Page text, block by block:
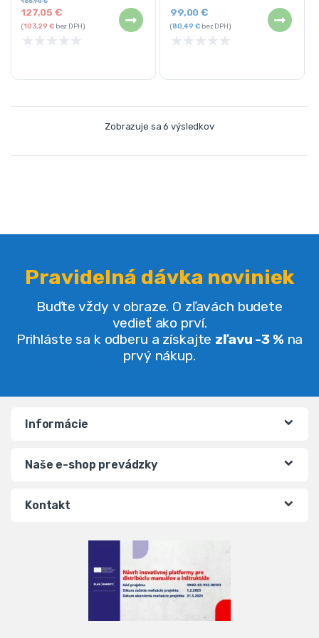
127,05€
(103,29 €bez DPH)
★ ★ ★ ★ ★
99,00€
(80,49€bez DPH)
★ ★ ★ ★ ★
Zobrazuje sa 6 výsledkov
Pravidelná dávka noviniek
Buďte vždy v obraze. O zľavách budete
vedieť ako prví.
Prihláste sa k odberu a získajte zľavu -3 % na
prvý nákup.
Informácie
Naše e-shop prevádzky
Kontakt